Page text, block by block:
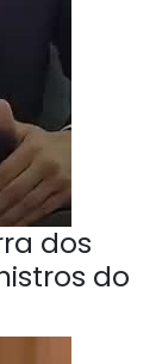
dos
do